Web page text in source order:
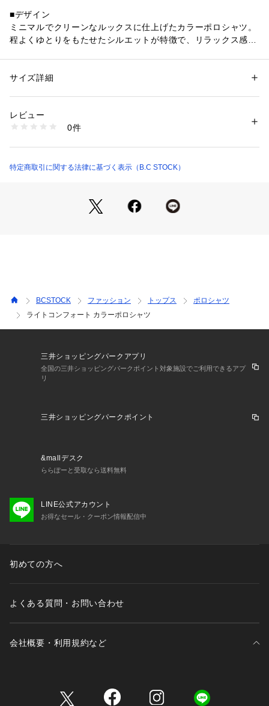
■デザイン
ミニマルでクリーンなルックスに仕上げたカラーポロシャツ。
程よくゆとりをもたせたシルエットが特徴で、リラックス感の
によりシルエットの変化を楽しめるのもポイント。
軽やかで扱いやすく、デイリーに着回しやすいのが特徴です。
ポリウレタンをわずかに含むことでフィット感を高め、快適な
着心地をサポートします。
裾のドローコードを絞ることで丸みのあるシルエットを作り、
スタイリングのアクセントとしても活躍。
シンプルなデザインのため、幅広いテイストに馴染む汎用性の
《画像についてのご注意》
またパソコン・スマートフォンなどの環境により、若干製品と
【商品のお気に入り登録について】
【再入荷お知らせについて】
完売した商品が再入荷した際に、通知を受け取ることが出来ま
す。
性別：メンズ
素材：本体:ポリエステル55%、綿45% リブ:綿77%、ポリエステル22%、
生産国：中国
洗濯：本体:洗濯機洗い（弱）、色あせ、配色製品
商品番号：1099200042466 （モール）
サイズ詳細
レビュー
0件
特定商取引に関する法律に基づく表示（B.C STOCK）
BCSTOCK ファッション トップス
ポロシャツ
ライトコンフォート カラーポロシャツ
三井ショッピングパークアプリ
全国の三井ショッピングパークポイント対象施設でご利用できるアプ
リ
三井ショッピングパークポイント
&mallデスク
ららぽーと受取なら送料無料
LINE公式アカウント
お得なセール・クーポン情報配信中
初めての方へ
よくある質問・お問い合わせ
会社概要・利用規約など